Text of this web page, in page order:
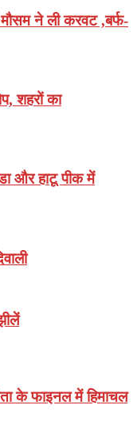
ने ली करवट ,बर्फ-
शहरों का
और हाटू पीक में
के फाइनल में हिमाचल